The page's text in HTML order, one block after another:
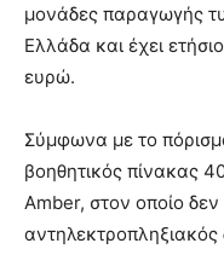
μονάδες παραγωγής
Ελλάδα και έχει
ευρώ.
Σύμφωνα με το
βοηθητικός πίνακας
Amber, στον οποίο δεν
αντηλεκτροπληξιακός